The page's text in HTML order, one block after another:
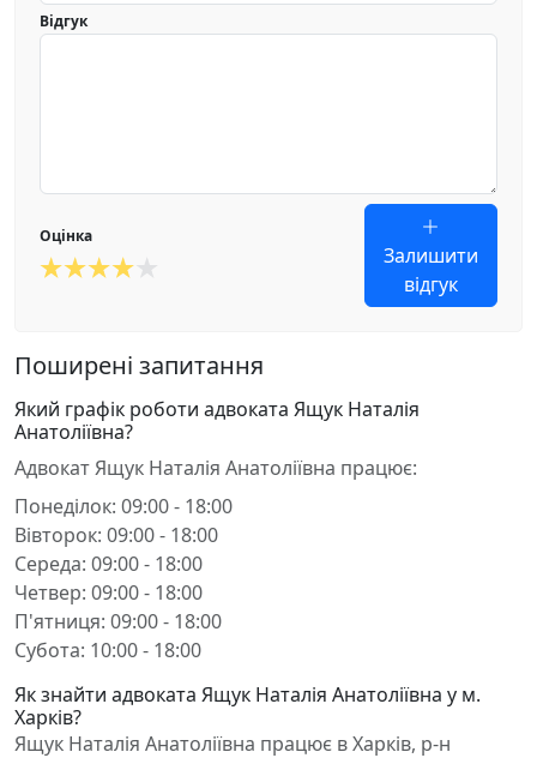
Відгук
Оцінка
Залишити
відгук
Поширені запитання
Який графік роботи адвоката Ящук Наталія
Анатоліївна?
Адвокат Ящук Наталія Анатоліївна працює:
Понеділок: 09:00 - 18:00
Вівторок: 09:00 - 18:00
Середа: 09:00 - 18:00
Четвер: 09:00 - 18:00
П'ятниця: 09:00 - 18:00
Субота: 10:00 - 18:00
Як знайти адвоката Ящук Наталія Анатоліївна у м.
Харків?
Ящук Наталія Анатоліївна працює в Харків, р-н